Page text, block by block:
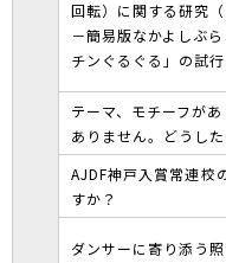
回転）に関する研究（
－簡易版なかよしぶ
チンぐるぐる」の試
テーマ、モチーフが
ありません。どうし
AJDF神戸入賞常連校
すか？
ダンサーに寄り添う